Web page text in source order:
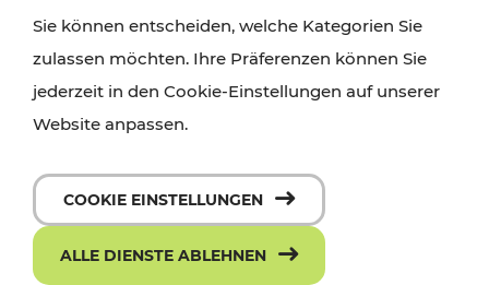
Sie können entscheiden, welche Kategorien Sie
zulassen möchten. Ihre Präferenzen können Sie
jederzeit in den Cookie-Einstellungen auf unserer
Website anpassen.
COOKIE EINSTELLUNGEN
ALLE DIENSTE ABLEHNEN